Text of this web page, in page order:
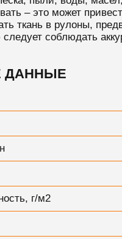
– это может
ткань в рулоны,
соблюдать
ДАННЫЕ
г/м2